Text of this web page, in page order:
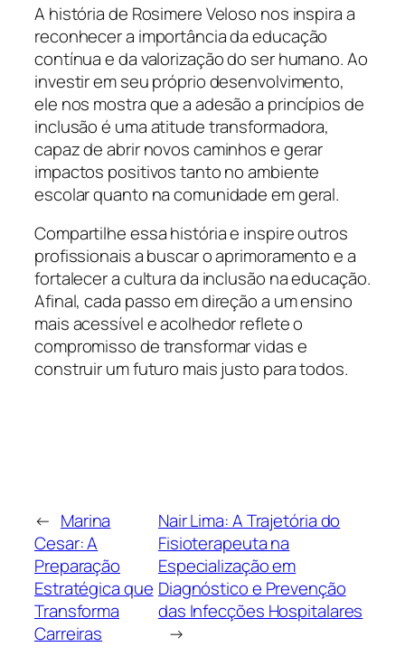
A história de Rosimere Veloso nos inspira a
reconhecer a importância da educação
contínua e da valorização do ser humano. Ao
investir em seu próprio desenvolvimento,
ele nos mostra que a adesão a princípios de
inclusão é uma atitude transformadora,
capaz de abrir novos caminhos e gerar
impactos positivos tanto no ambiente
escolar quanto na comunidade em geral.
Compartilhe essa história e inspire outros
profissionais a buscar o aprimoramento e a
fortalecer a cultura da inclusão na educação.
Afinal, cada passo em direção a um ensino
mais acessível e acolhedor reflete o
compromisso de transformar vidas e
construir um futuro mais justo para todos.
← Marina
Cesar: A
Preparação
Estratégica que
Transforma
Carreiras
Nair Lima: A Trajetória do
Fisioterapeuta na
Especialização em
Diagnóstico e Prevenção
das Infecções Hospitalares
→